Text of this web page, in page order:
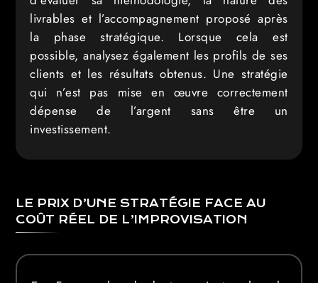
livrables et l’accompagnement proposé après
la phase stratégique. Lorsque cela est
possible, analysez également les profils de ses
clients et les résultats obtenus. Une stratégie
qui n’est pas mise en œuvre correctement
dépense de l’argent sans être un
investissement.
LE PRIX D’UNE STRATÉGIE FACE AU
COÛT RÉEL DE L’IMPROVISATION